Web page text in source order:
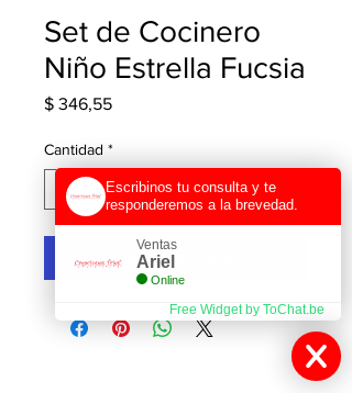
Set de Cocinero
Niño Estrella Fucsia
$ 346,55Precio
Cantidad *
Agregar al carrito
Escribinos tu consulta y te
responderemos a la brevedad.
Ventas
Ariel
Online
Free Widget by ToChat.be